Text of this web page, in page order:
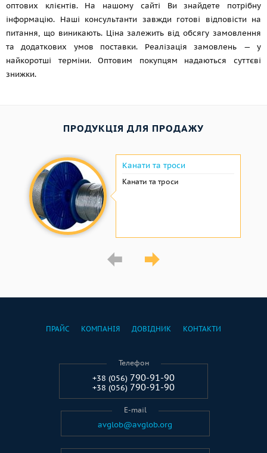
оптових клієнтів. На нашому сайті Ви знайдете потрібну
інформацію. Наші консультанти завжди готові відповісти на
питання, що виникають. Ціна залежить від обсягу замовлення
та додаткових умов поставки. Реалізація замовлень — у
найкоротші терміни. Оптовим покупцям надаються суттєві
знижки.
ПРОДУКЦІЯ ДЛЯ ПРОДАЖУ
Канати та троси
Канати та троси
ПРАЙС КОМПАНІЯ ДОВІДНИК КОНТАКТИ
Телефон
+38 (056) 790-91-90
+38 (056) 790-91-90
E-mail
avglob@avglob.org